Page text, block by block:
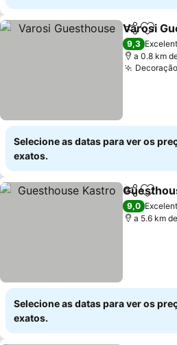
Partilhar
Varosi
9,3
a 0.8 km
Selecione as datas para ver os
exatos.
Partilhar
9,0
a 5.6 km
Selecione as datas para ver os
exatos.